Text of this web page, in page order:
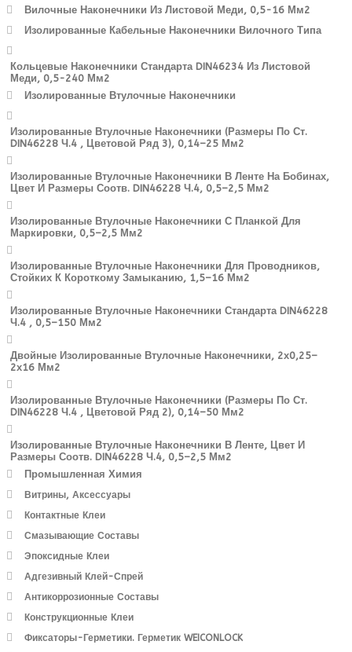
Вилочные Наконечники Из Листовой Меди, 0,5-16 Мм2
Изолированные Кабельные Наконечники Вилочного Типа
Кольцевые Наконечники Стандарта DIN46234 Из Листовой
Меди, 0,5-240 Мм2
Изолированные Втулочные Наконечники
Изолированные Втулочные Наконечники (размеры По Ст.
DIN46228 Ч.4 , Цветовой Ряд 3), 0,14–25 Мм2
Изолированные Втулочные Наконечники В Ленте На Бобинах,
Цвет И Размеры Соотв. DIN46228 Ч.4, 0,5–2,5 Мм2
Изолированные Втулочные Наконечники С Планкой Для
Маркировки, 0,5–2,5 Мм2
Изолированные Втулочные Наконечники Для Проводников,
Стойких К Короткому Замыканию, 1,5–16 Мм2
Изолированные Втулочные Наконечники Стандарта DIN46228
Ч.4 , 0,5–150 Мм2
Двойные Изолированные Втулочные Наконечники, 2х0,25–
2х16 Мм2
Изолированные Втулочные Наконечники (размеры По Ст.
DIN46228 Ч.4 , Цветовой Ряд 2), 0,14–50 Мм2
Изолированные Втулочные Наконечники В Ленте, Цвет И
Размеры Соотв. DIN46228 Ч.4, 0,5–2,5 Мм2
Промышленная Химия
Витрины, Аксессуары
Контактные Клеи
Смазывающие Составы
Эпоксидные Клеи
Адгезивный Клей-Спрей
Антикоррозионные Составы
Конструкционные Клеи
Фиксаторы-Герметики. Герметик WEICONLOCK